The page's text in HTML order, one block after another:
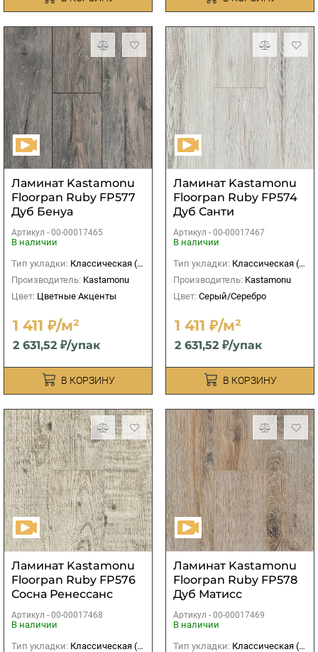
Ламинат Kastamonu
Floorpan Ruby FP577
Дуб Бенуа
Артикул - 00-00017465
В наличии
Тип укладки: Классическая (прямая)
Производитель: Kastamonu
Цвет: Цветные Акценты
1 411 ₽/м²
2 631,52 ₽/упак
В КОРЗИНУ
Ламинат Kastamonu
Floorpan Ruby FP574
Дуб Санти
Артикул - 00-00017467
В наличии
Тип укладки: Классическая (прямая)
Производитель: Kastamonu
Цвет: Серый/Серебро
1 411 ₽/м²
2 631,52 ₽/упак
В КОРЗИНУ
Ламинат Kastamonu
Floorpan Ruby FP576
Сосна Ренессанс
Артикул - 00-00017468
В наличии
Тип укладки: Классическая (прямая)
Ламинат Kastamonu
Floorpan Ruby FP578
Дуб Матисс
Артикул - 00-00017469
В наличии
Тип укладки: Классическая (прямая)